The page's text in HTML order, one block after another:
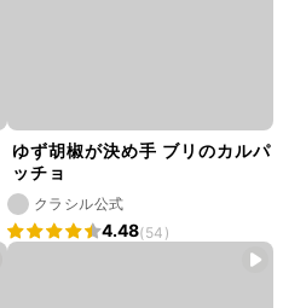
ゆず胡椒が決め手 ブリのカルパ
ッチョ
クラシル公式
4.48(54)